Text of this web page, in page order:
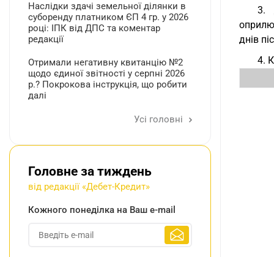
3.
днів
4.
Наслідки здачі земельної ділянки в
суборенду платником ЄП 4 гр. у 2026
році: ІПК від ДПС та коментар
редакції
Отримали негативну квитанцію №2
щодо єдиної звітності у серпні 2026
р.? Покрокова інструкція, що робити
далі
Усі головні
Головне за тиждень
від редакції «Дебет-Кредит»
Кожного понеділка на Ваш e-mail